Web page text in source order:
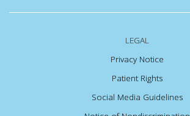
LEGAL
Privacy Notice
Patient Rights
Social Media Guidelines